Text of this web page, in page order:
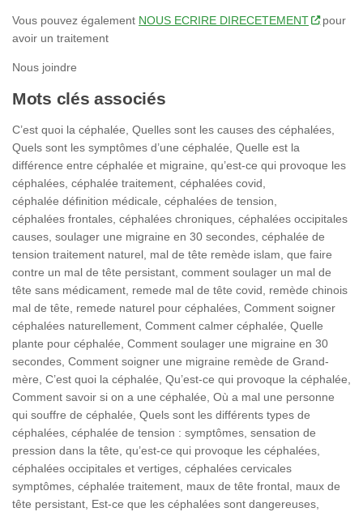
Vous pouvez également NOUS ECRIRE DIRECETEMENT
pour
avoir un traitement
Nous joindre
Mots clés associés
C’est quoi la céphalée, Quelles sont les causes des céphalées,
Quels sont les symptômes d’une céphalée, Quelle est la
différence entre céphalée et migraine, qu’est-ce qui provoque les
céphalées, céphalée traitement, céphalées covid,
céphalée définition médicale, céphalées de tension,
céphalées frontales, céphalées chroniques, céphalées occipitales
causes, soulager une migraine en 30 secondes, céphalée de
tension traitement naturel, mal de tête remède islam, que faire
contre un mal de tête persistant, comment soulager un mal de
tête sans médicament, remede mal de tête covid, remède chinois
mal de tête, remede naturel pour céphalées, Comment soigner
céphalées naturellement, Comment calmer céphalée, Quelle
plante pour céphalée, Comment soulager une migraine en 30
secondes, Comment soigner une migraine remède de Grand-
mère, C’est quoi la céphalée, Qu’est-ce qui provoque la céphalée,
Comment savoir si on a une céphalée, Où a mal une personne
qui souffre de céphalée, Quels sont les différents types de
céphalées, céphalée de tension : symptômes, sensation de
pression dans la tête, qu’est-ce qui provoque les céphalées,
céphalées occipitales et vertiges, céphalées cervicales
symptômes, céphalée traitement, maux de tête frontal, maux de
tête persistant, Est-ce que les céphalées sont dangereuses,